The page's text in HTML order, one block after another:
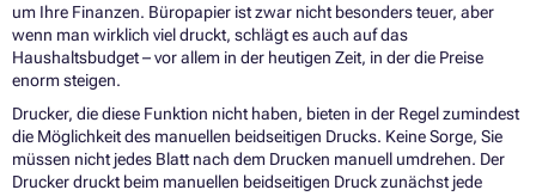
um Ihre Finanzen. Büropapier ist zwar nicht besonders teuer, aber
wenn man wirklich viel druckt, schlägt es auch auf das
Haushaltsbudget – vor allem in der heutigen Zeit, in der die Preise
enorm steigen.
Drucker, die diese Funktion nicht haben, bieten in der Regel zumindest
die Möglichkeit des manuellen beidseitigen Drucks. Keine Sorge, Sie
müssen nicht jedes Blatt nach dem Drucken manuell umdrehen. Der
Drucker druckt beim manuellen beidseitigen Druck zunächst jede